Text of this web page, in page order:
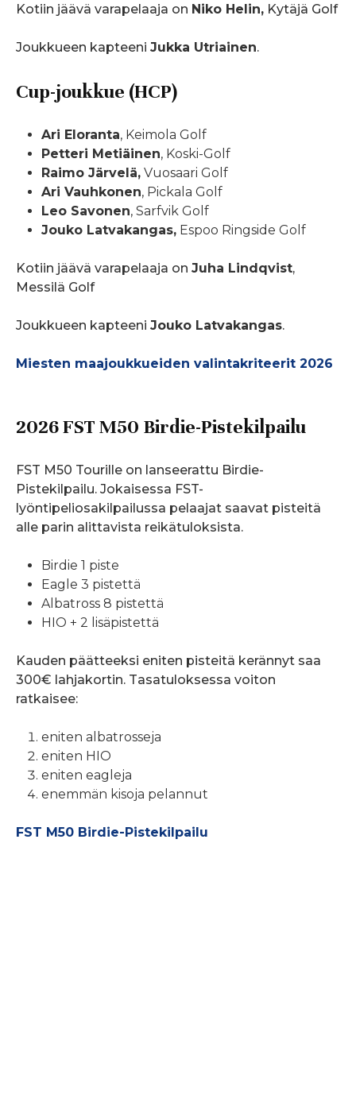
Kotiin jäävä varapelaaja on Niko Helin, Kytäjä Golf
Joukkueen kapteeni Jukka Utriainen.
Cup-joukkue (HCP)
Ari Eloranta, Keimola Golf
Petteri Metiäinen, Koski-Golf
Raimo Järvelä, Vuosaari Golf
Ari Vauhkonen, Pickala Golf
Leo Savonen, Sarfvik Golf
Jouko Latvakangas, Espoo Ringside Golf
Kotiin jäävä varapelaaja on Juha Lindqvist,
Messilä Golf
Joukkueen kapteeni Jouko Latvakangas.
Miesten maajoukkueiden valintakriteerit 2026
2026 FST M50 Birdie-Pistekilpailu
FST M50 Tourille on lanseerattu Birdie-
Pistekilpailu. Jokaisessa FST-
lyöntipeliosakilpailussa pelaajat saavat pisteitä
alle parin alittavista reikätuloksista.
Birdie 1 piste
Eagle 3 pistettä
Albatross 8 pistettä
HIO + 2 lisäpistettä
Kauden päätteeksi eniten pisteitä kerännyt saa
300€ lahjakortin. Tasatuloksessa voiton
ratkaisee:
eniten albatrosseja
eniten HIO
eniten eagleja
enemmän kisoja pelannut
FST M50 Birdie-Pistekilpailu